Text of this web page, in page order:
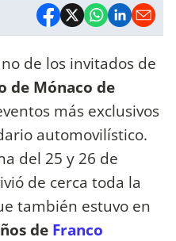
de los invitados de
de Mónaco de
más exclusivos
automovilístico.
del 25 y 26 de
de cerca toda la
también estuvo en
de Franco